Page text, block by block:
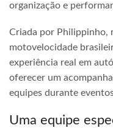
organização e
Criada por Philippinho,
motovelocidade
experiência real em
oferecer um
equipes durante
Uma equipe